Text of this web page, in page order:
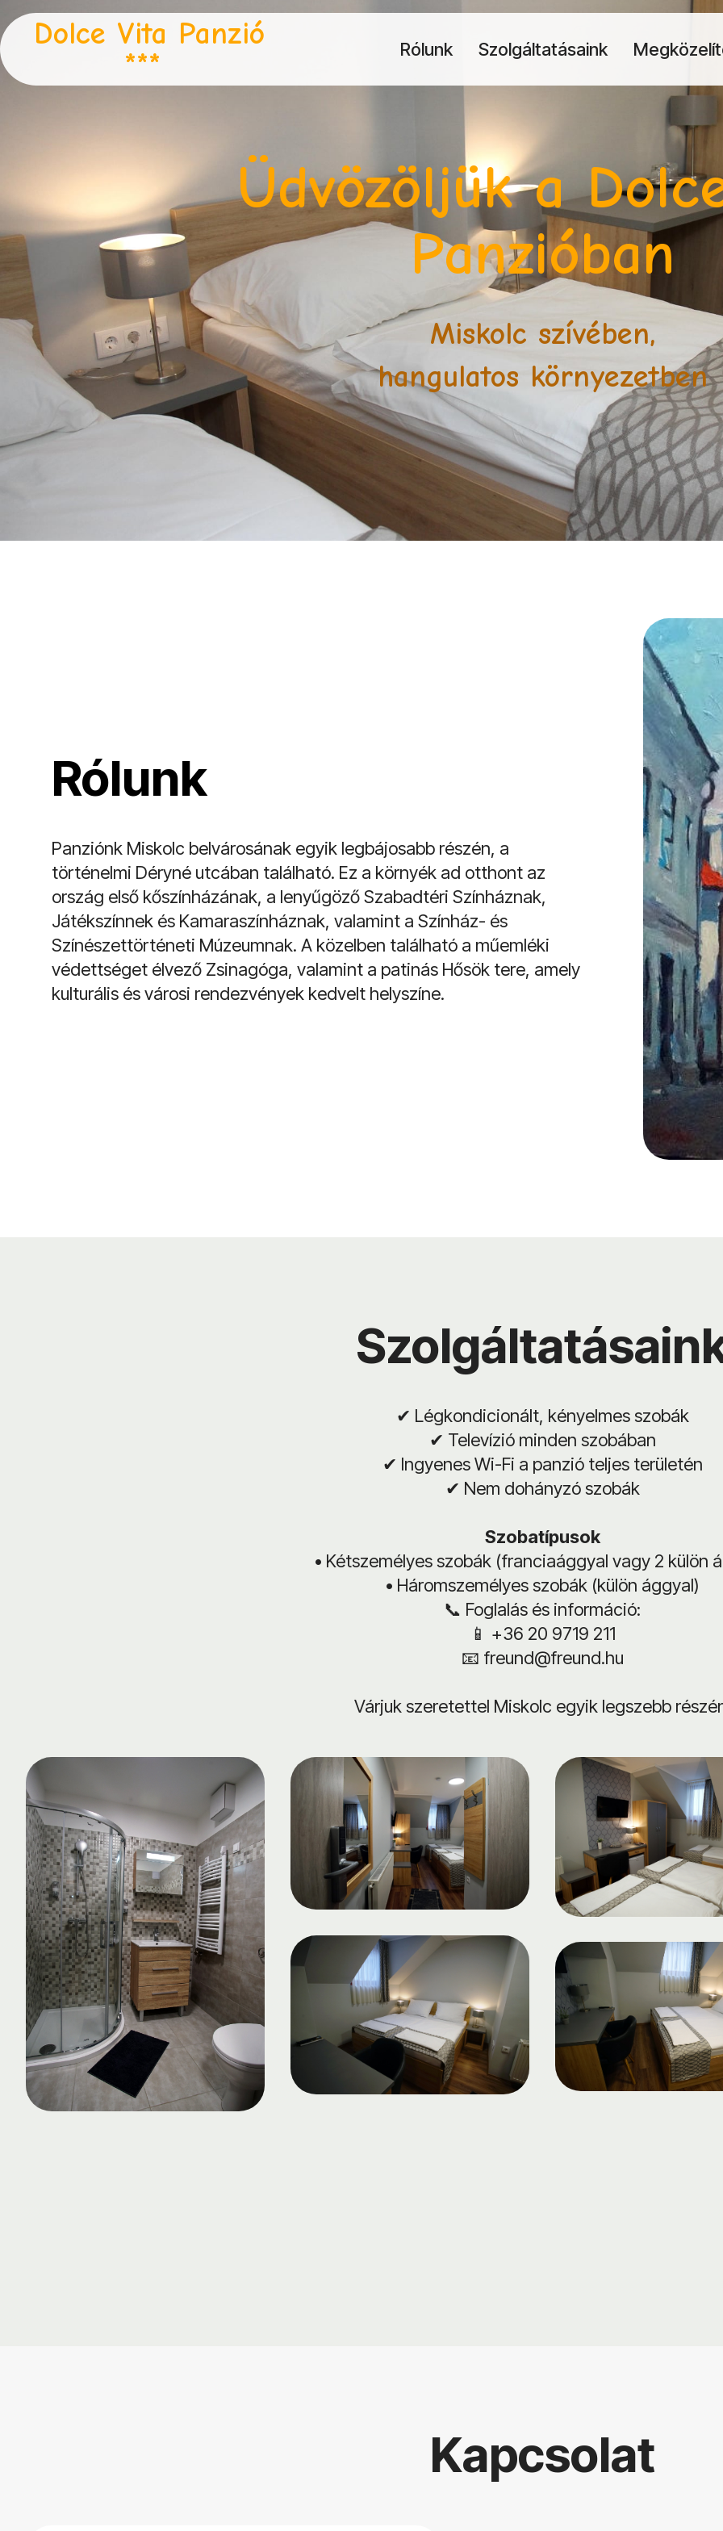
Dolce Vita Panzió
***
Rólunk Szolgáltatásaink
Üdvözöljük a
Panzióban
Miskolc szívében,
hangulatos környezetben
Rólunk
Panziónk Miskolc belvárosának egyik legbájosabb részén, a
történelmi Déryné utcában található. Ez a környék ad otthont az
ország első kőszínházának, a lenyűgöző Szabadtéri Színháznak,
Játékszínnek és Kamaraszínháznak, valamint a Színház- és
Színészettörténeti Múzeumnak. A közelben található a műemléki
védettséget élvező Zsinagóga, valamint a patinás Hősök tere, amely
kulturális és városi rendezvények kedvelt helyszíne.
✔ Légkondicionált, kényelmes szobák
✔ Televízió minden szobában
✔ Ingyenes Wi-Fi a panzió teljes területén
✔ Nem dohányzó szobák
Szobatípusok
• Kétszemélyes szobák (franciaággyal vagy 2 külön
• Háromszemélyes szobák (külön ággyal)
📞 Foglalás és információ:
📱 +36 20 9719 211
📧 freund@freund.hu
Várjuk szeretettel Miskolc egyik legszebb
Kapcsolat